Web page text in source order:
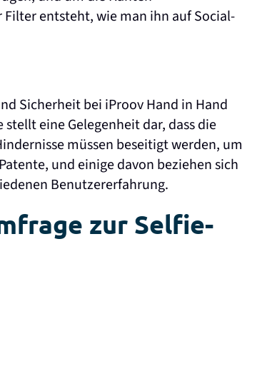
entsteht, wie man ihn auf Social-
Sicherheit bei iProov Hand in Hand
eine Gelegenheit dar, dass die
müssen beseitigt werden, um
und einige davon beziehen sich
Benutzererfahrung.
zur Selfie-